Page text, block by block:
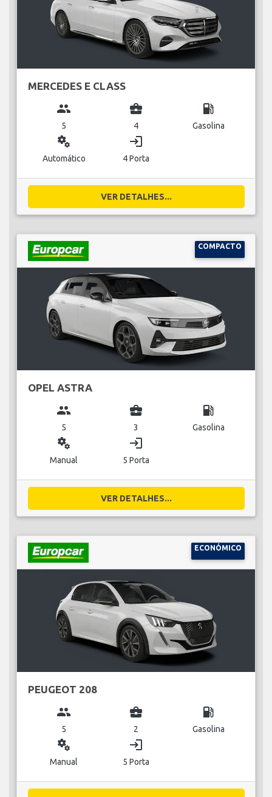
MERCEDES E CLASS
group
5
business_center
4
local_gas_station
Gasolina
miscellaneous_services
Automático
login
4 Porta
VER DETALHES...
COMPACTO
OPEL ASTRA
group
5
business_center
3
local_gas_station
Gasolina
miscellaneous_services
Manual
login
5 Porta
VER DETALHES...
ECONÓMICO
PEUGEOT 208
group
5
business_center
2
local_gas_station
Gasolina
miscellaneous_services
Manual
login
5 Porta